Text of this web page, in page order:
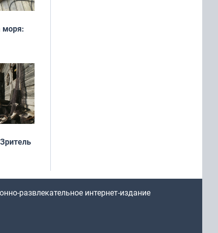
моря:
развлекательное интернет-издание